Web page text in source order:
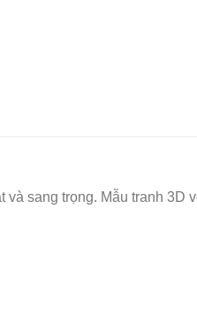
sang trọng. Mẫu tranh 3D